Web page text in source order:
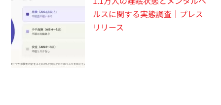
ルスに関する実態調査｜プレス
リリース